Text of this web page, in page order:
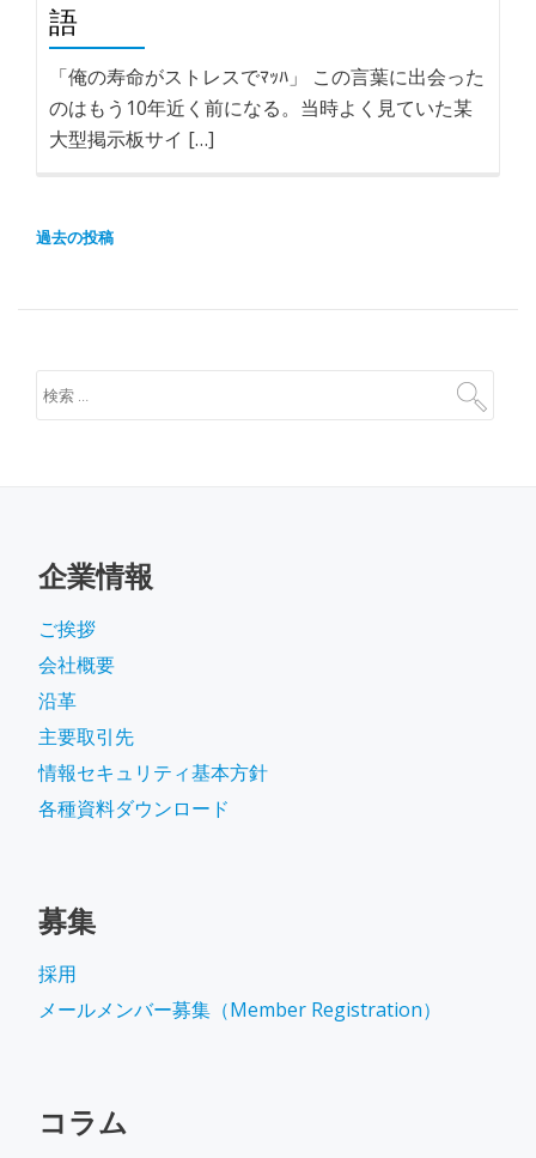
語
「俺の寿命がストレスでﾏｯﾊ」 この言葉に出会った
のはもう10年近く前になる。当時よく見ていた某
大型掲示板サイ […]
ゲ
ー
過去の投稿
企業情報
ご挨拶
会社概要
沿革
主要取引先
情報セキュリティ基本方針
各種資料ダウンロード
募集
採用
メールメンバー募集（Member Registration）
コラム